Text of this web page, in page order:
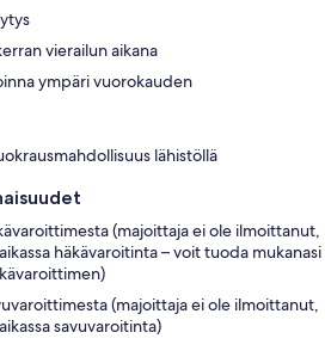
vierailun aikana
ympäri vuorokauden
lähistöllä
(majoittaja ei ole ilmoittanut,
häkävaroitinta – voit tuoda mukanasi
(majoittaja ei ole ilmoittanut,
savuvaroitinta)